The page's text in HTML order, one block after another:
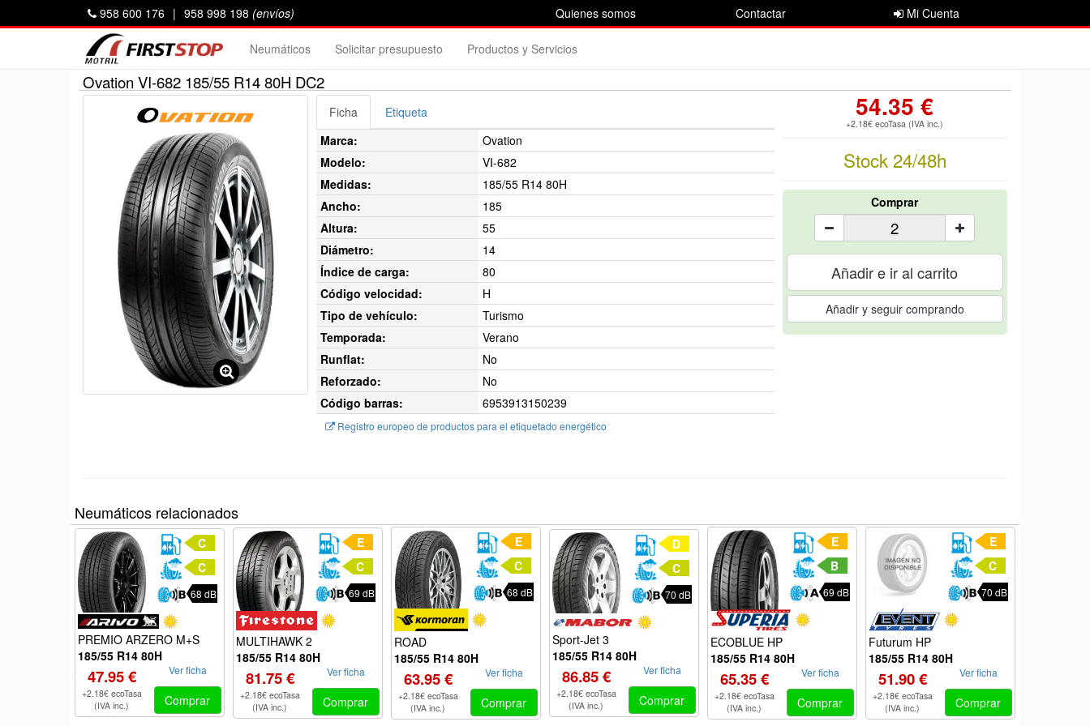
Quienes somos Contactar Mi Cuenta
958 600 176 | 958 998 198 (envíos)
Neumáticos Solicitar presupuesto Productos y Servicios
Ovation VI-682 185/55 R14 80H DC2
54.35 €
+2.18€ ecoTasa (IVA inc.)
Stock 24/48h
Comprar
Añadir e ir al carrito
Añadir y seguir comprando
Ficha
Etiqueta
Marca:
Ovation
Modelo:
VI-682
Medidas:
185/55 R14 80H
Ancho:
185
Altura:
55
Diámetro:
14
Índice de carga:
80
Código velocidad:
H
Tipo de vehículo:
Turismo
Temporada:
Verano
Runflat:
No
Reforzado:
No
Código barras:
6953913150239
Registro europeo de productos para el etiquetado energético
Neumáticos relacionados
C
C
68 dB
PREMIO ARZERO M+S
185/55 R14 80H
47.95 €
+2.18€ ecoTasa
(IVA inc.)
Ver ficha
Comprar
E
C
69 dB
MULTIHAWK 2
185/55 R14 80H
81.75 €
+2.18€ ecoTasa
(IVA inc.)
Ver ficha
Comprar
E
C
68 dB
ROAD
185/55 R14 80H
63.95 €
+2.18€ ecoTasa
(IVA inc.)
Ver ficha
Comprar
D
C
70 dB
Sport-Jet 3
185/55 R14 80H
86.85 €
+2.18€ ecoTasa
(IVA inc.)
Ver ficha
Comprar
E
B
69 dB
ECOBLUE HP
185/55 R14 80H
65.35 €
+2.18€ ecoTasa
(IVA inc.)
Ver ficha
Comprar
E
C
70 dB
Futurum HP
185/55 R14 80H
51.90 €
+2.18€ ecoTasa
(IVA inc.)
Ver ficha
Comprar